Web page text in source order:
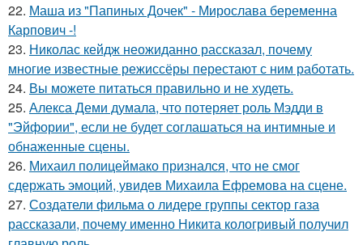
22. Маша из "Папиных Дочек" - Мирослава беременна
Карпович -!
23. Николас кейдж неожиданно рассказал, почему
многие известные режиссёры перестают с ним работать.
24. Вы можете питаться правильно и не худеть.
25. Алекса Деми думала, что потеряет роль Мэдди в
"Эйфории", если не будет соглашаться на интимные и
обнаженные сцены.
26. Михаил полицеймако признался, что не смог
сдержать эмоций, увидев Михаила Ефремова на сцене.
27. Создатели фильма о лидере группы сектор газа
рассказали, почему именно Никита кологривый получил